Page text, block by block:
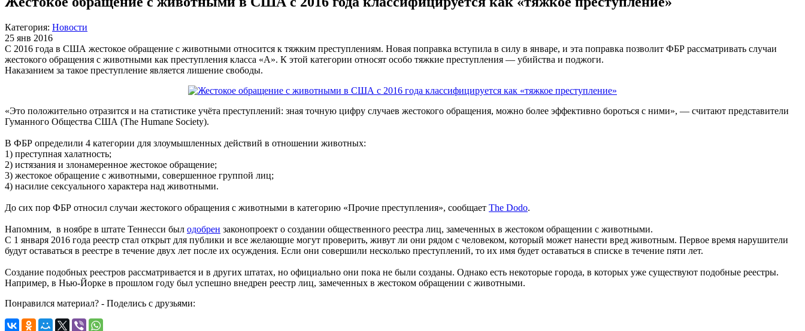
Категория: Новости
25 янв 2016
С 2016 года в США жестокое обращение с животными относится к тяжким преступлениям. Новая поправка вступила в силу в январе, и эта поправка позволит ФБР рассматривать случаи
жестокого обращения с животными как преступления класса «А». К этой категории относят особо тяжкие преступления — убийства и поджоги.
Наказанием за такое преступление является лишение свободы.
«Это положительно отразится и на статистике учёта преступлений: зная точную цифру случаев жестокого обращения, можно более эффективно бороться с ними», — считают представители
Гуманного Общества США (The Humane Society).
В ФБР определили 4 категории для злоумышленных действий в отношении животных:
1) преступная халатность;
2) истязания и злонамеренное жестокое обращение;
3) жестокое обращение с животными, совершенное группой лиц;
4) насилие сексуального характера над животными.
До сих пор ФБР относил случаи жестокого обращения с животными в категорию «Прочие преступления», сообщает The Dodo.
Напомним, в ноябре в штате Теннесси был одобрен законопроект о создании общественного реестра лиц, замеченных в жестоком обращении с животными.
С 1 января 2016 года реестр стал открыт для публики и все желающие могут проверить, живут ли они рядом с человеком, который может нанести вред животным. Первое время нарушители
будут оставаться в реестре в течение двух лет после их осуждения. Если они совершили несколько преступлений, то их имя будет оставаться в списке в течение пяти лет.
Создание подобных реестров рассматривается и в других штатах, но официально они пока не были созданы. Однако есть некоторые города, в которых уже существуют подобные реестры.
Например, в Нью-Йорке в прошлом году был успешно внедрен реестр лиц, замеченных в жестоком обращении с животными.
Понравился материал? - Поделись с друзьями: